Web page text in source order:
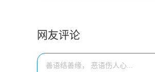
网友评论